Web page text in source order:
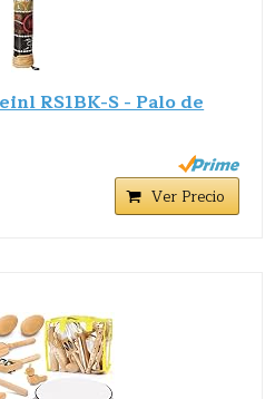
RS1BK-S - Palo de
Ver Precio